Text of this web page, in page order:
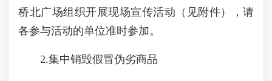
桥北广场组织开展现场宣传活动（见附件），请
各参与活动的单位准时参加。
2.集中销毁假冒伪劣商品